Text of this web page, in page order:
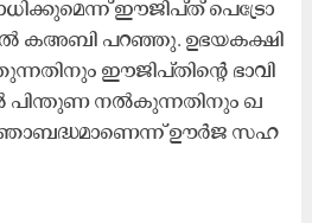
ഈ​ജി​പ്ത് പെ​ട്രോ​
ക​അ​ബി പ​റ​ഞ്ഞു. ഉ​ഭ​യ​ക​ക്ഷി
​ഈ​ജി​പ്തി​ന്റെ ഭാ​വി
പി​ന്തു​ണ ന​ൽ​കു​ന്ന​തി​നും ഖ​
ഊ​ർ​ജ സ​ഹ​